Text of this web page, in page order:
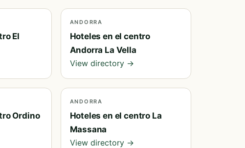
El
ANDORRA
Hoteles en el centro
Andorra La Vella
View directory →
Ordino
ANDORRA
Hoteles en el centro La
Massana
View directory →